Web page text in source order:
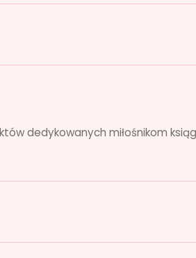
dedykowanych miłośnikom